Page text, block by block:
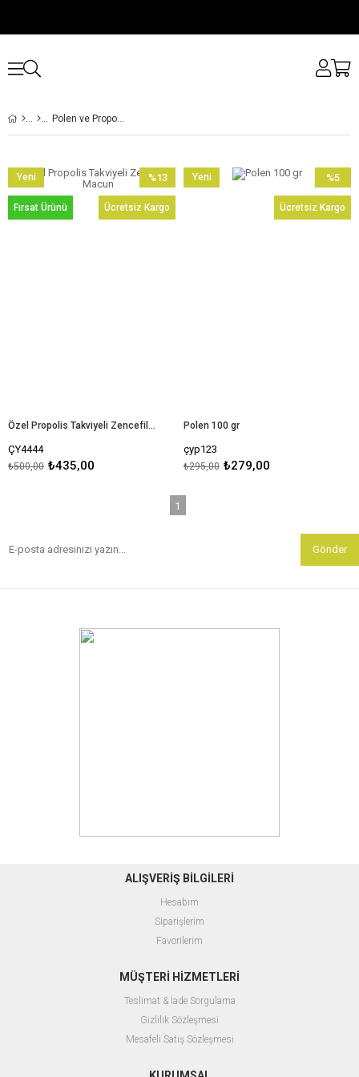
Polen ve Propolis
Özel Propolis Takviyeli Zencefilli Macun
ÇY4444
₺435,00
₺500,00
%13
İndirim
%13İndirim
Ücretsiz Kargo
Yeni
Ürün
Fırsat Ürünü
Polen 100 gr
çyp123
₺279,00
₺295,00
%5
İndirim
Ücretsiz Kargo
Yeni
1
Gönder
ALIŞVERİŞ BİLGİLERİ
Hesabım
Siparişlerim
Favorilerim
MÜŞTERİ HİZMETLERİ
Teslimat & İade Sorgulama
Gizlilik Sözleşmesi
Mesafeli Satış Sözleşmesi